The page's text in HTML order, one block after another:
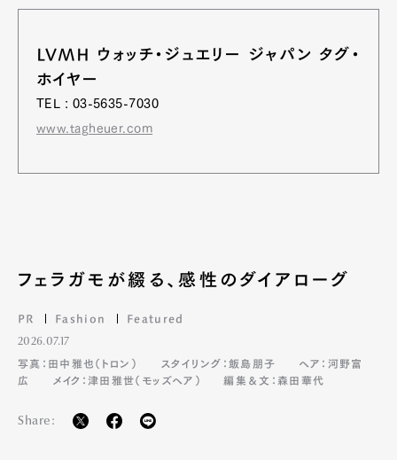
LVMH ウォッチ・ジュエリー ジャパン タグ・
ホイヤー
TEL : 03-5635-7030
www.tagheuer.com
フェラガモが綴る、感性のダイアローグ
PR Fashion Featured
2026.07.17
写真：田中雅也（トロン）
スタイリング：飯島朋子
ヘア：河野富
広
メイク：津田雅世（モッズヘア） 編集＆文：森田華代
Share: